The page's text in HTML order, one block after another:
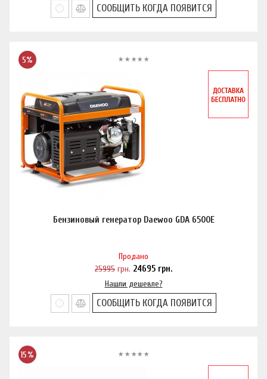
СООБЩИТЬ КОГДА ПОЯВИТСЯ
5%
Бензиновый генератор Daewoo GDA 6500E
Продано
25995 грн. 24695 грн.
Нашли дешевле?
СООБЩИТЬ КОГДА ПОЯВИТСЯ
15%